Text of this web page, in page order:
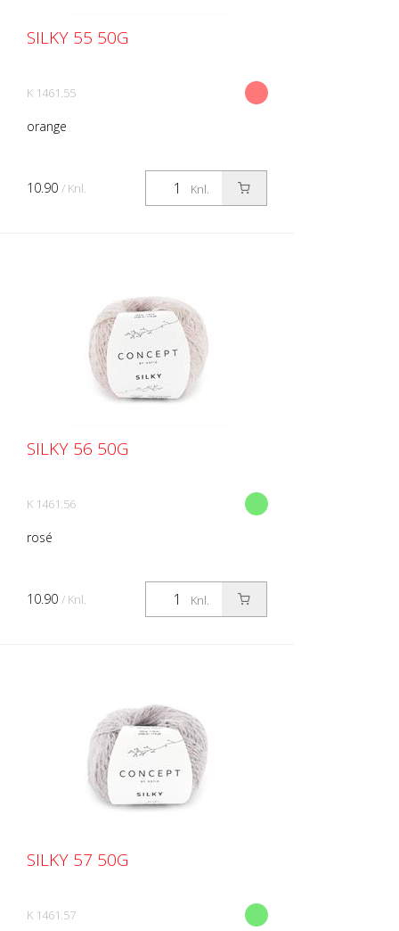
SILKY 55 50G
K 1461.55
orange
Knl.
10.90 / Knl.
SILKY 56 50G
K 1461.56
rosé
Knl.
10.90 / Knl.
SILKY 57 50G
K 1461.57